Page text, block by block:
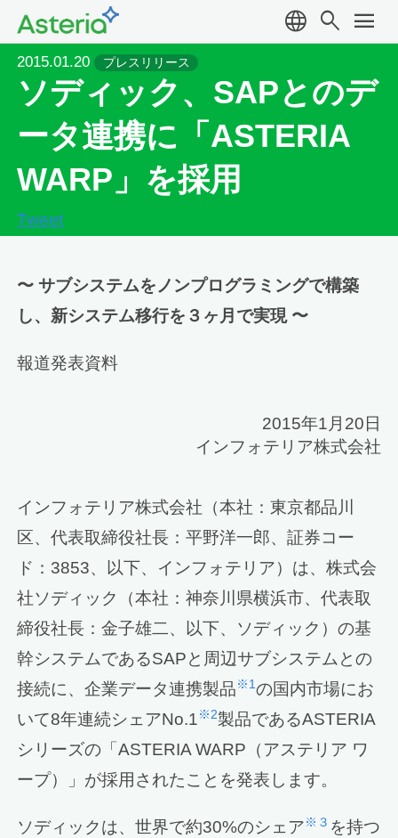
language search menu
2015.01.20 プレスリリース
ソディック、SAPとのデ
ータ連携に「ASTERIA
WARP」を採用
Tweet
〜 サブシステムをノンプログラミングで構築
し、新システム移行を３ヶ月で実現 〜
報道発表資料
2015年1月20日
インフォテリア株式会社
インフォテリア株式会社（本社：東京都品川
区、代表取締役社長：平野洋一郎、証券コー
ド：3853、以下、インフォテリア）は、株式会
社ソディック（本社：神奈川県横浜市、代表取
締役社長：金子雄二、以下、ソディック）の基
幹システムであるSAPと周辺サブシステムとの
接続に、企業データ連携製品※1の国内市場にお
いて8年連続シェアNo.1※2製品であるASTERIA
シリーズの「ASTERIA WARP（アステリア ワ
ープ）」が採用されたことを発表します。
ソディックは、世界で約30%のシェア※３ を持つ